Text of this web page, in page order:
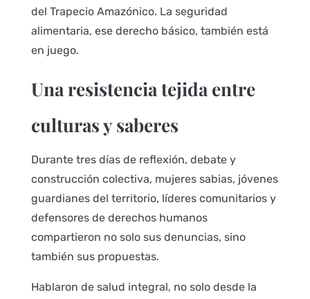
del Trapecio Amazónico. La seguridad
alimentaria, ese derecho básico, también está
en juego.
Una resistencia tejida entre
culturas y saberes
Durante tres días de reflexión, debate y
construcción colectiva, mujeres sabias, jóvenes
guardianes del territorio, líderes comunitarios y
defensores de derechos humanos
compartieron no solo sus denuncias, sino
también sus propuestas.
Hablaron de salud integral, no solo desde la